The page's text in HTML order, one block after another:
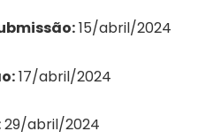
15/abril/2024
17/abril/2024
29/abril/2024